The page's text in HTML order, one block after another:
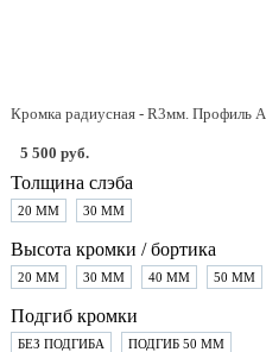
Кромка радиусная - R3мм. Профиль A
5 500 руб.
Толщина слэба
20 ММ 30 ММ
Высота кромки / бортика
20 ММ 30 ММ 40 ММ 50 ММ
Подгиб кромки
БЕЗ ПОДГИБА ПОДГИБ 50 ММ